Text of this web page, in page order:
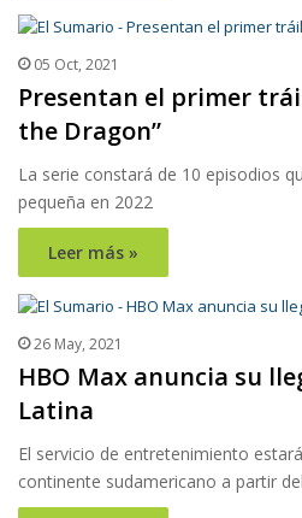
05 Oct, 2021
Presentan el primer
the Dragon”
La serie constará de 10 episodios
pequeña en 2022
Leer más »
26 May, 2021
HBO Max anuncia su
Latina
El servicio de entretenimiento
continente sudamericano a partir